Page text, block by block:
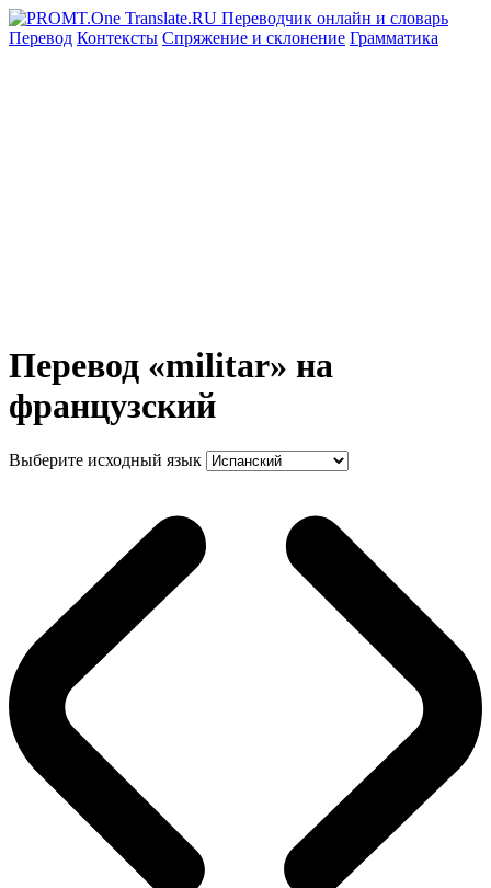
Перевод Контексты Спряжение и склонение Грамматика
Перевод «militar» на
французский
Выберите исходный язык